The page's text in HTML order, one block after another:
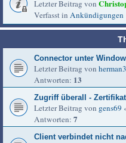
Letzter Beitrag von
Verfasst in Ankündigungen
Connector unter
Letzter Beitrag von
Antworten: 13
Zugriff überall -
Letzter Beitrag von gens69
Antworten: 7
Client verbindet nicht